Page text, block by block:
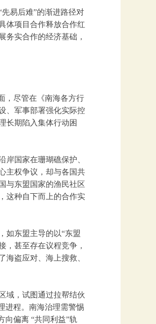
易后难”的渐进路径对
体项目合作释放合作红
务实合作的经济基础，
，尽管在《南海各方行
、军事部署强化实际控
长期陷入集体行动困
国家在珊瑚礁保护、
主权争议，却与各国共
与东盟国家的渔民社区
这种自下而上的合作实
如东盟主导的以“东盟
，甚至存在议程竞争，
海盗应对、海上搜救、
域，试图通过拉帮结伙
进程。南海治理需警惕
偏离 “共同利益”轨